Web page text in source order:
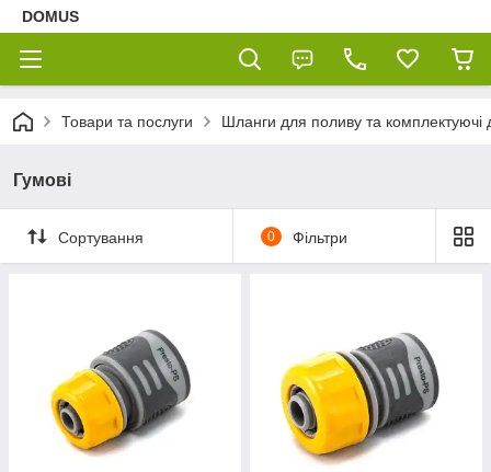
DOMUS
Товари та послуги Шланги для поливу та комплектуючі
Гумові
Сортування 0 Фільтри